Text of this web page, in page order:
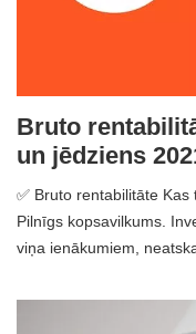
Bruto
un jēdziens
✅ Bruto rentabilitāte Kas
Pilnīgs kopsavilkums.
viņa ienākumiem,